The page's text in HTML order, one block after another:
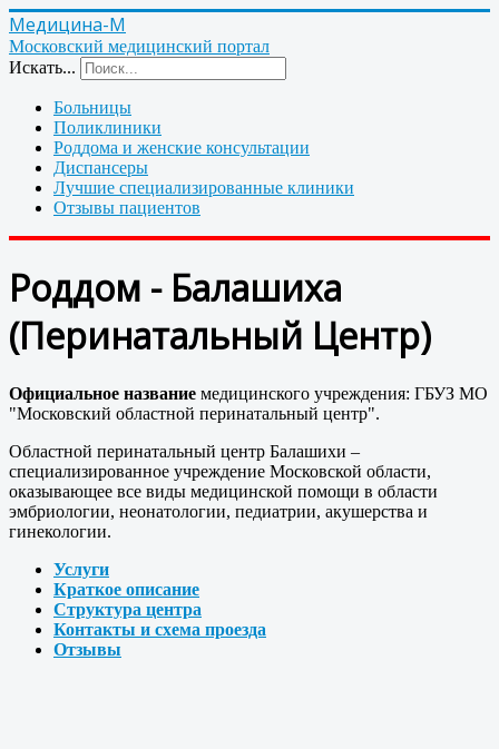
Медицина-М
Московский медицинский портал
Искать...
Больницы
Поликлиники
Роддома и женские консультации
Диспансеры
Лучшие специализированные клиники
Отзывы пациентов
Роддом - Балашиха
(Перинатальный Центр)
Официальное название медицинского учреждения: ГБУЗ МО
"Московский областной перинатальный центр".
Областной перинатальный центр Балашихи –
специализированное учреждение Московской области,
оказывающее все виды медицинской помощи в области
эмбриологии, неонатологии, педиатрии, акушерства и
гинекологии.
Услуги
Краткое описание
Структура центра
Контакты и схема проезда
Отзывы